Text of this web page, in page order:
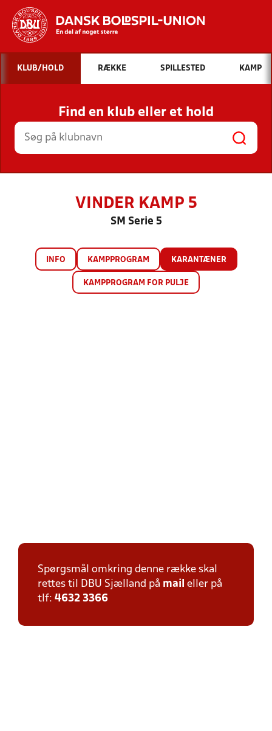
Hvad vil du søge efter?
INDHOLD OG NYHEDER
STILLINGER, RESULTATER, KLUBBER OG
HOLD
KLUB/HOLD RÆKKE SPILLESTED KAMP
Find en klub eller et hold
VINDER KAMP 5
SM Serie 5
INFO KAMPPROGRAM KARANTÆNER
KAMPPROGRAM FOR PULJE
Spørgsmål omkring denne række skal
rettes til DBU Sjælland på mail eller på
tlf: 4632 3366